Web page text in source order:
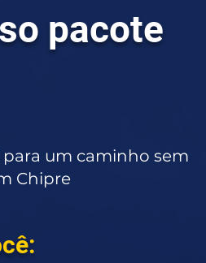
pacote
um caminho sem
Chipre